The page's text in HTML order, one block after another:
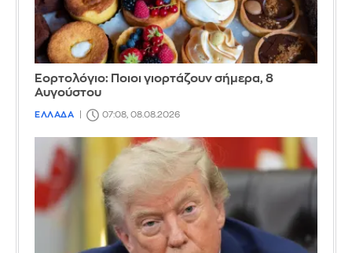
Εορτολόγιο: Ποιοι γιορτάζουν σήμερα, 8
Αυγούστου
ΕΛΛΑΔΑ 07:08, 08.08.2026